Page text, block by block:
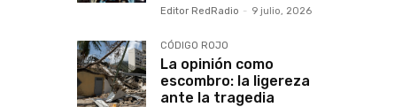
Editor RedRadio - 9 julio, 2026
CÓDIGO ROJO
La opinión como
escombro: la ligereza
ante la tragedia